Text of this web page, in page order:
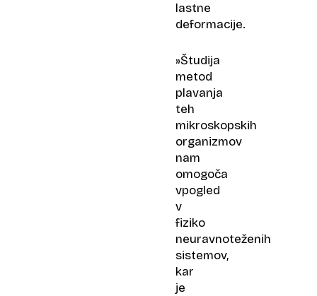
lastne
deformacije.
»Študija
metod
plavanja
teh
mikroskopskih
organizmov
nam
omogoča
vpogled
v
fiziko
neuravnoteženih
sistemov,
kar
je